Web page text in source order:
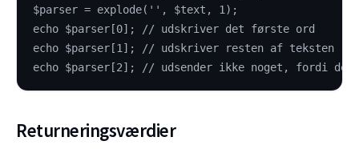
$parser = explode('', $text, 1);
echo $parser[0]; // udskriver det første ord
echo $parser[1]; // udskriver resten af teksten
echo $parser[2]; // udsender ikke noget, fordi
Returneringsværdier